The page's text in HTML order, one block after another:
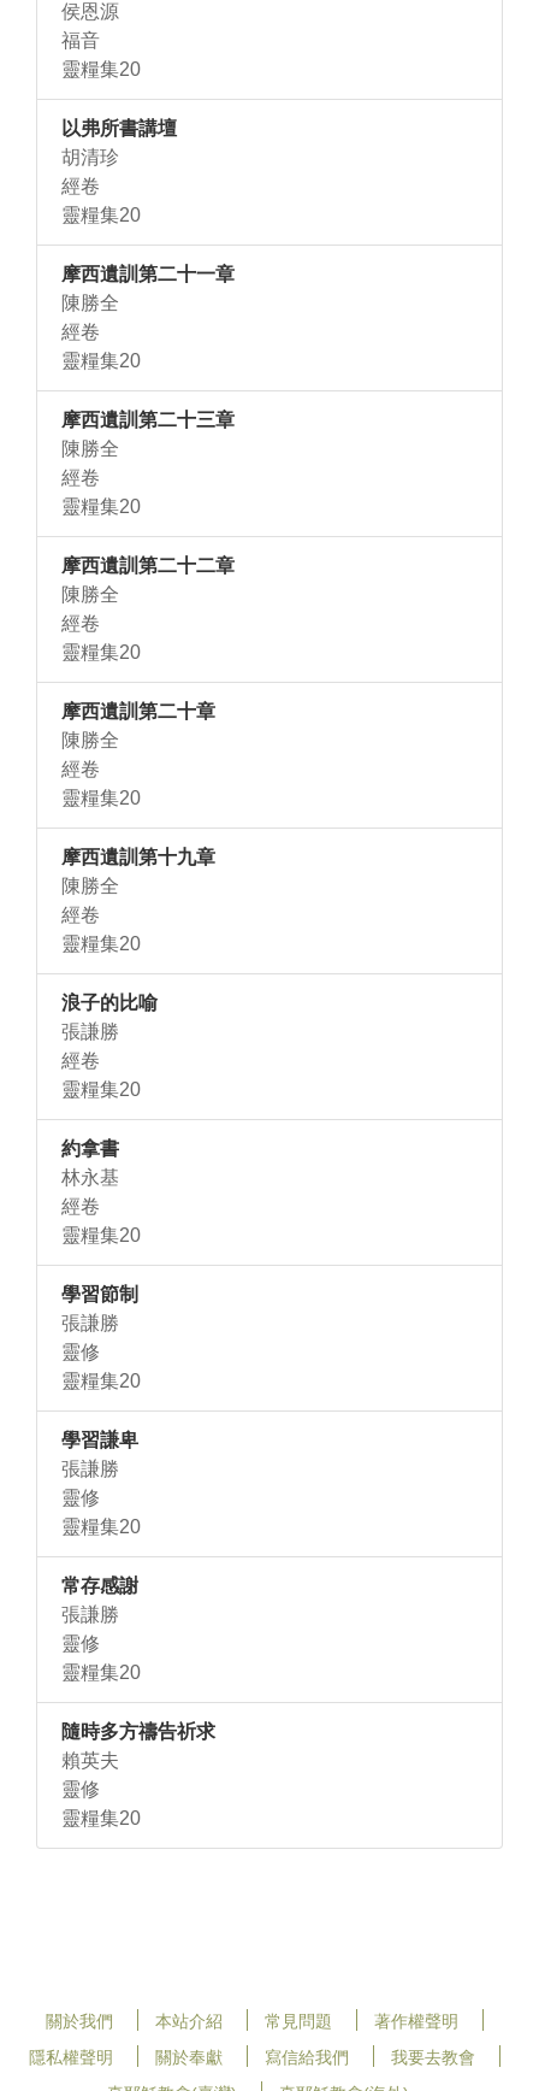
侯恩源
福音
靈糧集20
以弗所書講壇
胡清珍
經卷
靈糧集20
摩西遺訓第二十一章
陳勝全
經卷
靈糧集20
摩西遺訓第二十三章
陳勝全
經卷
靈糧集20
摩西遺訓第二十二章
陳勝全
經卷
靈糧集20
摩西遺訓第二十章
陳勝全
經卷
靈糧集20
摩西遺訓第十九章
陳勝全
經卷
靈糧集20
浪子的比喻
張謙勝
經卷
靈糧集20
約拿書
林永基
經卷
靈糧集20
學習節制
張謙勝
靈修
靈糧集20
學習謙卑
張謙勝
靈修
靈糧集20
常存感謝
張謙勝
靈修
靈糧集20
隨時多方禱告祈求
賴英夫
靈修
靈糧集20
關於我們 本站介紹 常見問題
著作權聲明
隱私權聲明
關於奉獻 寫信給我們
我要去教會